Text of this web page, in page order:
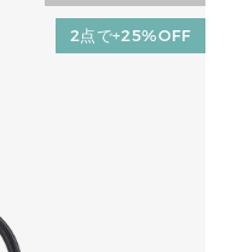
2点で+25%OFF